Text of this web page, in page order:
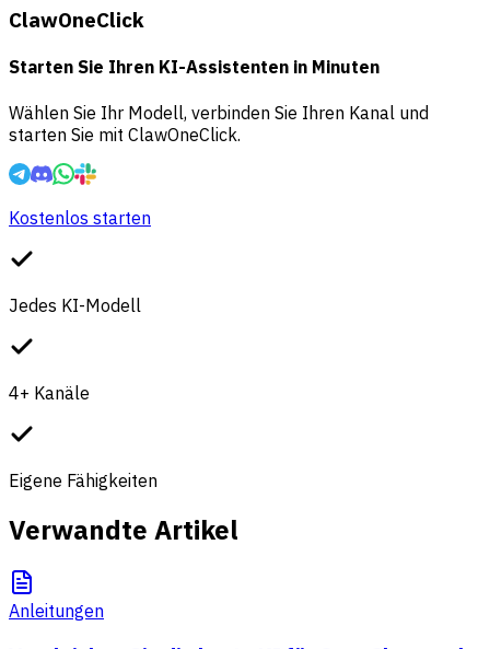
ClawOneClick
Starten Sie Ihren KI-Assistenten in Minuten
Wählen Sie Ihr Modell, verbinden Sie Ihren Kanal und
starten Sie mit ClawOneClick.
Kostenlos starten
Jedes KI-Modell
4+ Kanäle
Eigene Fähigkeiten
Verwandte Artikel
Anleitungen